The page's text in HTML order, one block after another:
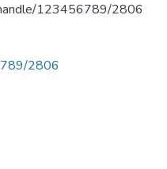
123456789/2806
2806